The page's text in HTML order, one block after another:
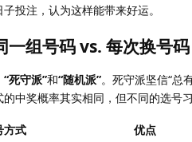
投注，认为这样能带来好运。
组号码 vs. 每次换号码
“死守派”和“随机派”。死守派坚信“总
的中奖概率其实相同，但不同的选号
方式 优点